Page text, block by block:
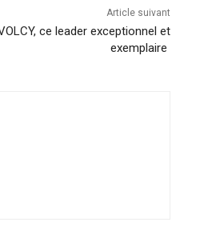
Article suivant
ce leader exceptionnel et
exemplaire